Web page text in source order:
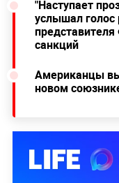
"Наступает
услышал голос
санкций
Американцы
новом